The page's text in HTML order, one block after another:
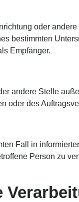
oder
bestimmten
Empfänger.
andere Stelle
oder des
Fall in
Person zu